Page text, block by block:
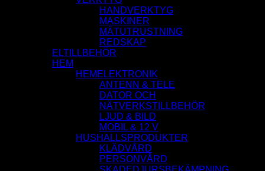
HANDVERKTYG
MASKINER
MÄTUTRUSTNING
REDSKAP
ELTILLBEHÖR
HEM
HEMELEKTRONIK
ANTENN & TELE
DATOR OCH
NÄTVERKSTILLBEHÖR
LJUD & BILD
MOBIL & 12 V
HUSHALLSPRODUKTER
KLÄDVÅRD
PERSONVÅRD